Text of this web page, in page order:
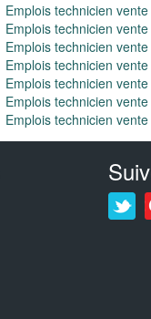
Emplois technicien
Emplois technicien
Emplois technicien
Emplois technicien
Emplois technicien
Emplois technicien
Emplois technicien